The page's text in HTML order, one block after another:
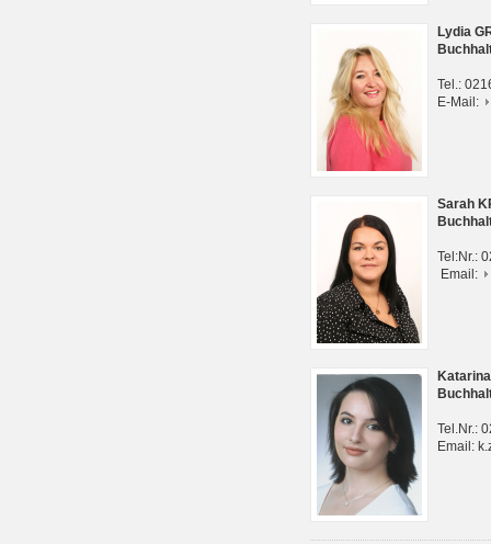
Lydia
Tel.:
E-Mail:
Sarah
Tel:Nr.:
Email:
Tel.Nr.:
Email: